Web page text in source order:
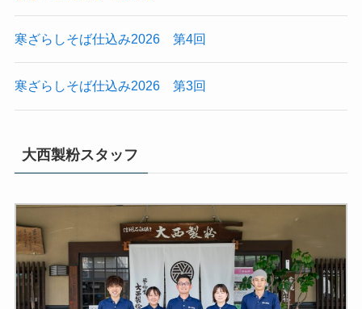
寒ざらしそば仕込み2026 第4回
寒ざらしそば仕込み2026 第3回
大西製粉スタッフ